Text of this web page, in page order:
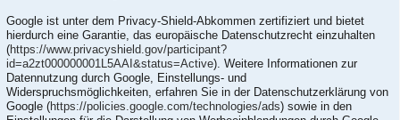
Google ist unter dem Privacy-Shield-Abkommen zertifiziert und bietet
hierdurch eine Garantie, das europäische Datenschutzrecht einzuhalten
(https://www.privacyshield.gov/participant?
id=a2zt000000001L5AAI&status=Active). Weitere Informationen zur
Datennutzung durch Google, Einstellungs- und
Widerspruchsmöglichkeiten, erfahren Sie in der Datenschutzerklärung von
Google (https://policies.google.com/technologies/ads) sowie in den